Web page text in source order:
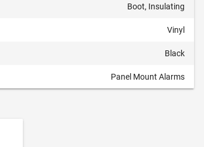
Boot, Insulating
Vinyl
Black
Panel Mount Alarms